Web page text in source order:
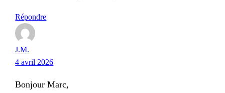
Répondre
J.M.
4 avril 2026
Bonjour Marc,